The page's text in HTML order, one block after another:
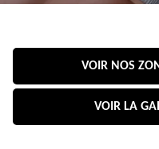
VOIR NOS
VOIR LA